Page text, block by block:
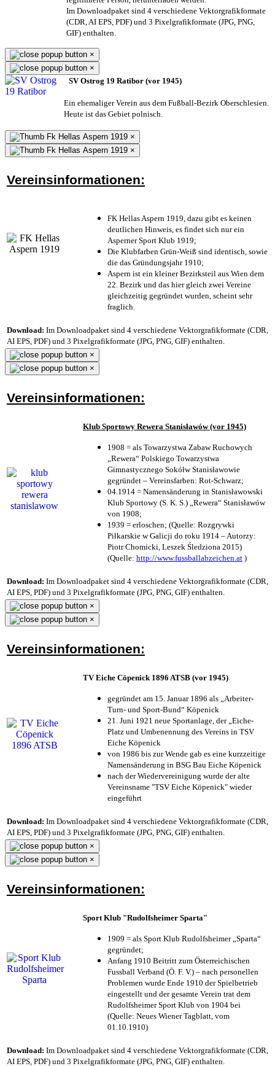
Im Downloadpaket sind 4 verschiedene Vektorgrafikformate
(CDR, AI EPS, PDF) und 3 Pixelgrafikformate (JPG, PNG,
GIF) enthalten.
×
×
SV Ostrog 19 Ratibor (vor 1945)
Ein ehemaliger Verein aus dem Fußball-Bezirk Oberschlesien.
Heute ist das Gebiet polnisch.
×
×
Vereinsinformationen:
FK Hellas Aspern 1919, dazu gibt es keinen
deutlichen Hinweis, es findet sich nur ein
Asperner Sport Klub 1919;
Die Klubfarben Grün-Weiß sind identisch, sowie
die das Gründungsjahr 1910;
Aspern ist ein kleiner Bezirksteil aus Wien dem
22. Bezirk und das hier gleich zwei Vereine
gleichzeitig gegründet wurden, scheint sehr
fraglich.
Download: Im Downloadpaket sind 4 verschiedene Vektorgrafikformate (CDR,
AI EPS, PDF) und 3 Pixelgrafikformate (JPG, PNG, GIF) enthalten.
×
×
Vereinsinformationen:
Klub Sportowy Rewera Stanisławów (vor 1945)
1908 = als Towarzystwa Zabaw Ruchowych
„Rewera“ Polskiego Towarzystwa
Gimnastycznego Sokółw Stanisławowie
gegründet – Vereinsfarben: Rot-Schwarz;
04.1914 = Namensänderung in Stanisławowski
Klub Sportowy (S. K. S.) „Rewera“ Stanisławów
von 1908;
1939 = erloschen; (Quelle: Rozgrywki
Piłkarskie w Galicji do roku 1914 – Autorzy:
Piotr Chomicki, Leszek Śledziona 2015)
(Quelle: http://www.fussballabzeichen.at )
Download: Im Downloadpaket sind 4 verschiedene Vektorgrafikformate (CDR,
AI EPS, PDF) und 3 Pixelgrafikformate (JPG, PNG, GIF) enthalten.
×
×
Vereinsinformationen:
TV Eiche Cöpenick 1896 ATSB (vor 1945)
gegründet am 15. Januar 1896 als „Arbeiter-
Turn- und Sport-Bund“ Köpenick
21. Juni 1921 neue Sportanlage, der „Eiche-
Platz und Umbenennung des Vereins in TSV
Eiche Köpenick
von 1986 bis zur Wende gab es eine kurzzeitige
Namensänderung in BSG Bau Eiche Köpenick
nach der Wiedervereinigung wurde der alte
Vereinsname "TSV Eiche Köpenick" wieder
eingeführt
Download: Im Downloadpaket sind 4 verschiedene Vektorgrafikformate (CDR,
AI EPS, PDF) und 3 Pixelgrafikformate (JPG, PNG, GIF) enthalten.
×
×
Vereinsinformationen:
Sport Klub "Rudolfsheimer Sparta"
1909 = als Sport Klub Rudolfsheimer „Sparta“
gegründet;
Anfang 1910 Beitritt zum Österreichischen
Fussball Verband (Ö. F. V.) – nach personellen
Problemen wurde Ende 1910 der Spielbetrieb
eingestellt und der gesamte Verein trat dem
Rudolfsheimer Sport Klub von 1904 bei
(Quelle: Neues Wiener Tagblatt, vom
01.10.1910)
Download: Im Downloadpaket sind 4 verschiedene Vektorgrafikformate (CDR,
AI EPS, PDF) und 3 Pixelgrafikformate (JPG, PNG, GIF) enthalten.